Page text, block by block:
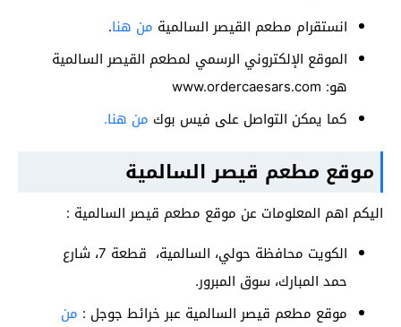
انستقرام مطعم القيصر السالمية من هنا.
الموقع الإلكتروني الرسمي لمطعم القيصر السالمية
هو: www.ordercaesars.com
كما يمكن التواصل على فيس بوك من هنا.
موقع مطعم قيصر السالمية
اليكم اهم المعلومات عن موقع مطعم قيصر السالمية :
الكويت محافظة حولي، السالمية، قطعة 7، شارع
حمد المبارك، سوق المبرور.
موقع مطعم قيصر السالمية عبر خرائط جوجل : من